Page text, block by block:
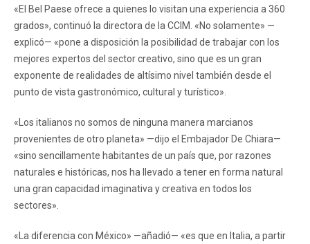
«El Bel Paese ofrece a quienes lo visitan una experiencia a 360
grados», continuó la directora de la CCIM. «No solamente» —
explicó— «pone a disposición la posibilidad de trabajar con los
mejores expertos del sector creativo, sino que es un gran
exponente de realidades de altísimo nivel también desde el
punto de vista gastronómico, cultural y turístico».
«Los italianos no somos de ninguna manera marcianos
provenientes de otro planeta» —dijo el Embajador De Chiara—
«sino sencillamente habitantes de un país que, por razones
naturales e históricas, nos ha llevado a tener en forma natural
una gran capacidad imaginativa y creativa en todos los
sectores».
«La diferencia con México» —añadió— «es que en Italia, a partir